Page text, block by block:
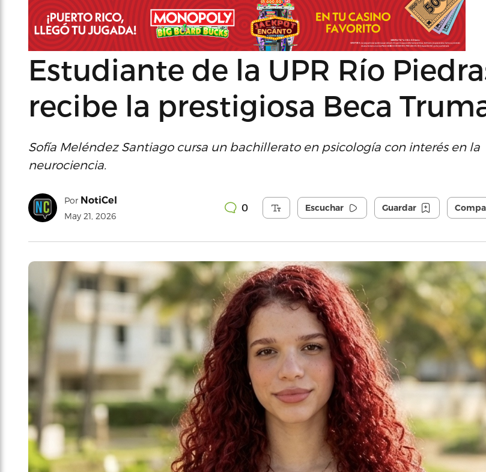
Estudiante de la UPR Río
recibe la prestigiosa Beca
Sofía Meléndez Santiago cursa un bachillerato en psicología con interés en la
neurociencia.
Por NotiCel
May 21, 2026
0 Escuchar Guardar